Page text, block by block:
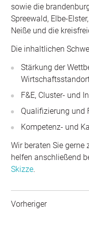
sowie die
Spreewald, Elbe-
Neiße und die
Die inhaltlichen
Stärkung der
F&E, Cluster- und
Qualifizierung und
Kompetenz- und
Wir beraten Sie
helfen anschließend
Skizze.
Vorheriger